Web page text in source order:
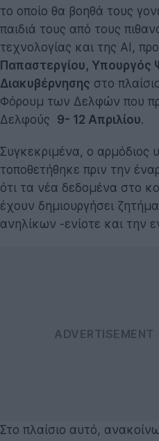
το οποίο θα βοηθά τους
παιδιά τους από τους
τεχνολογίας και της ΑΙ,
Παπαστεργίου, Υπουργός
Διακυβέρνησης στο
Φόρουμ των Δελφών που
Δελφούς 9- 12 Απριλίου.
Συγκεκριμένα, ο αρμόδιος
τοποθετήθηκε πριν την
ότι τα νέα δεδομένα στο
έχουν δημιουργήσει
ανηλίκων -ενίοτε και την
Στο πλαίσιο αυτό,